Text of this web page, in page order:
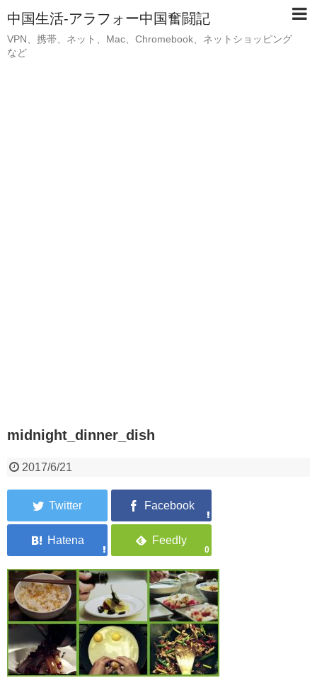
中国生活-アラフォー中国奮闘記
VPN、携帯、ネット、Mac、Chromebook、ネットショッピング
など
midnight_dinner_dish
2017/6/21
0